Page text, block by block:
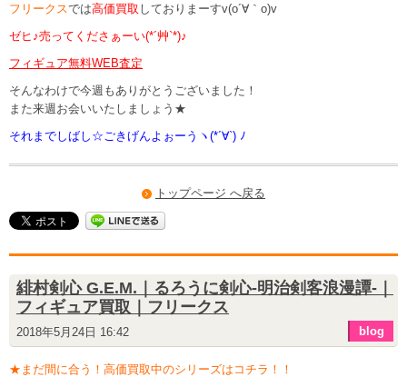
フリークスでは高価買取 しておりまーすv(o´∀｀o)v
ゼヒ♪売ってくださぁーい(*´艸`*)♪
フィギュア無料WEB査定
そんなわけで今週もありがとうございました！
また来週お会いいたしましょう★
それまでしばし☆ごきげんよぉーうヽ(*´∀`) ﾉ
トップページ へ戻る
緋村剣心 G.E.M.｜るろうに剣心-明治剣客浪漫譚-｜
フィギュア買取｜フリークス
2018年5月24日 16:42 blog
★まだ間に合う！高価買取中のシリーズはコチラ！！